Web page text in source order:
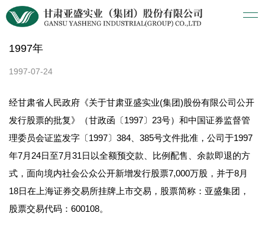
1997年
1997-07-24
经甘肃省人民政府《关于甘肃亚盛实业(集团)股份有限公司公开
发行股票的批复》（甘政函〔1997〕23号）和中国证券监督管
理委员会证监发字〔1997〕384、385号文件批准，公司于1997
年7月24日至7月31日以全额预交款、比例配售、余款即退的方
式，面向境内社会公众公开新增发行股票7,000万股，并于8月
18日在上海证券交易所挂牌上市交易，股票简称：亚盛集团，
股票交易代码：600108。